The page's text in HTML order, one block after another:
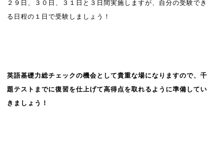
２９日、３０日、３１日と３日間実施しますが、自分の受験でき
る日程の１日で受験しましょう！
英語基礎力総チェックの機会として貴重な場になりますので、千
題テストまでに復習を仕上げて高得点を取れるように準備してい
きましょう！